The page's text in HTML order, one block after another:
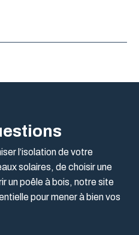
l’isolation de votre
solaires, de choisir une
un poêle à bois, notre site
pour mener à bien vos